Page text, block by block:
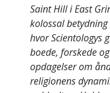
Saint Hill i East
kolossal betydning
hvor Scientologys
boede, forskede
opdagelser om
religionens